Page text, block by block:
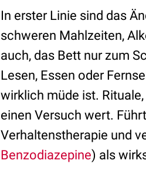
In erster Linie sind das
schweren Mahlzeiten,
auch, das Bett nur zum
Lesen, Essen oder
wirklich müde ist.
einen Versuch wert.
Verhaltenstherapie und
Benzodiazepine) als